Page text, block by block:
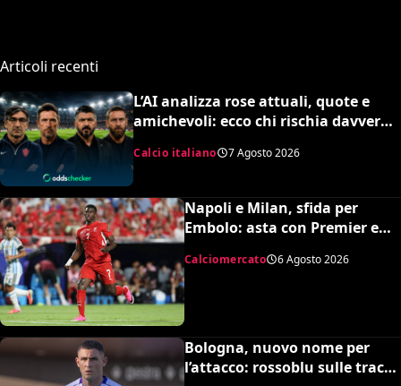
Articoli recenti
L’AI analizza rose attuali, quote e
amichevoli: ecco chi rischia davvero
un’insospettabile
Calcio italiano 7 Agosto 2026
Napoli e Milan, sfida per
Embolo: asta con Premier e
MLS, il prezzo
Calciomercato 6 Agosto 2026
Bologna, nuovo nome per
l’attacco: rossoblu sulle tracce